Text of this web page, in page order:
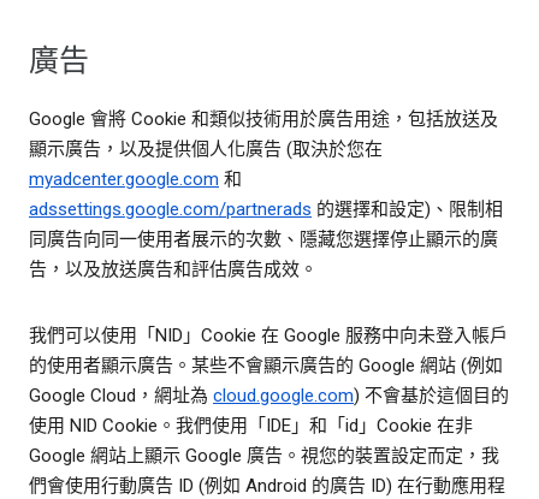
廣告
Google 會將 Cookie 和類似技術用於廣告用途，包括放送及
顯示廣告，以及提供個人化廣告 (取決於您在
myadcenter.google.com 和
adssettings.google.com/partnerads 的選擇和設定)、限制相
同廣告向同一使用者展示的次數、隱藏您選擇停止顯示的廣
告，以及放送廣告和評估廣告成效。
我們可以使用「NID」Cookie 在 Google 服務中向未登入帳戶
的使用者顯示廣告。某些不會顯示廣告的 Google 網站 (例如
Google Cloud，網址為 cloud.google.com) 不會基於這個目的
使用 NID Cookie。我們使用「IDE」和「id」Cookie 在非
Google 網站上顯示 Google 廣告。視您的裝置設定而定，我
們會使用行動廣告 ID (例如 Android 的廣告 ID) 在行動應用程